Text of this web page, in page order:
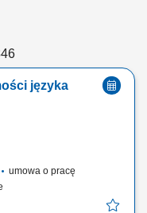
języka
umowa o pracę